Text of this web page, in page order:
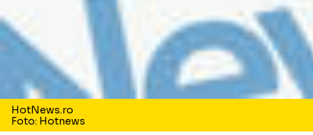
HotNews.ro
Foto: Hotnews